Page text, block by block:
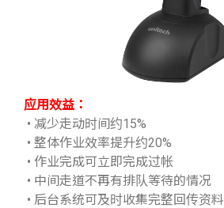
应用效益：
• 减少走动时间约15%
• 整体作业效率提升约20%
• 作业完成可立即完成过帐
• 中间走道不再有排队等待的情况
• 后台系统可及时收集完整回传资料